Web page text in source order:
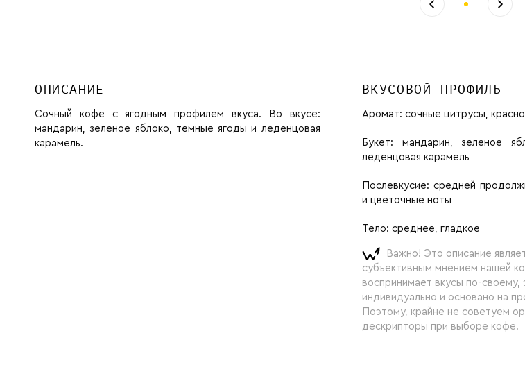
ОПИСАНИЕ
Сочный кофе с ягодным профилем вкуса. Во вкусе:
мандарин, зеленое яблоко, темные ягоды и леденцовая
карамель.
ВКУСОВОЙ ПРОФИЛЬ
Аромат: сочные цитрусы,
Букет: мандарин, зеленое
леденцовая карамель
Послевкусие: средней
и цветочные ноты
Тело: среднее, гладкое
Важно! Это описание
субъективным мнением нашей
воспринимает вкусы по-своему,
индивидуально и основано на
Поэтому, крайне не советуем
дескрипторы при выборе кофе.